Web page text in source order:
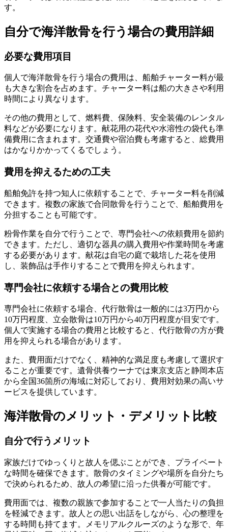
す。
自分で海洋散骨を行う場合の費用詳細
必要な費用項目
個人で海洋散骨を行う場合の費用は、船舶チャーター料が最
も大きな割合を占めます。チャーター料は船の大きさや利用
時間により異なります。
その他の費用として、燃料費、保険料、安全装備のレンタル
料などが必要になります。献花用の花代や水溶性の袋代も準
備費用に含まれます。交通費や宿泊費も考慮すると、総費用
はかなりかかってくるでしょう。
費用を抑えるための工夫
船舶免許を持つ知人に依頼することで、チャーター料を削減
できます。複数の家族で合同散骨を行うことで、船舶費用を
分担することも可能です。
粉骨作業を自分で行うことで、専門会社への依頼費用を節約
できます。ただし、適切な器具の購入費用や作業時間を考慮
する必要があります。献花は自宅の庭で栽培した花を使用
し、装飾品は手作りすることで費用を抑えられます。
専門会社に依頼する場合との費用比較
専門会社に依頼する場合、代行散骨は一般的には3万円から
10万円程度、立会散骨は10万円から40万円程度が目安です。
個人で実施する場合の費用と比較すると、代行散骨の方が費
用を抑えられる場合があります。
また、費用面だけでなく、精神的な満足度も考慮して選択す
ることが重要です。遺骨供養ウーナでは東京支店と静岡本店
から全国36箇所の海域に対応しており、費用対効果の高いサ
ービスを提供しています。
海洋散骨のメリット・デメリット比較
自分で行うメリット
家族だけでゆっくりと故人を偲ぶことができ、プライベート
な時間を確保できます。散骨のタイミングや場所を自分たち
で決められるため、故人の希望に沿った供養が可能です。
費用面では、複数の親族で参加することで一人当たりの負担
を軽減できます。故人との思い出話をしながら、心の整理を
する時間も持てます。メモリアルクルーズのような形で、年